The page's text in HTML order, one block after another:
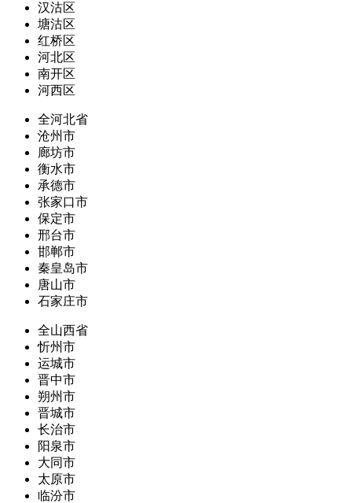
汉沽区
塘沽区
红桥区
河北区
南开区
河西区
全河北省
沧州市
廊坊市
衡水市
承德市
张家口市
保定市
邢台市
邯郸市
秦皇岛市
唐山市
石家庄市
全山西省
忻州市
运城市
晋中市
朔州市
晋城市
长治市
阳泉市
大同市
太原市
临汾市